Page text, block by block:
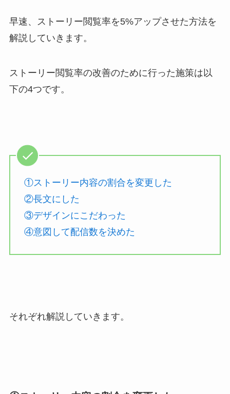
早速、ストーリー閲覧率を5%アップさせた方法を
解説していきます。
ストーリー閲覧率の改善のために行った施策は以
下の4つです。
①ストーリー内容の割合を変更した
②長文にした
③デザインにこだわった
④意図して配信数を決めた
それぞれ解説していきます。